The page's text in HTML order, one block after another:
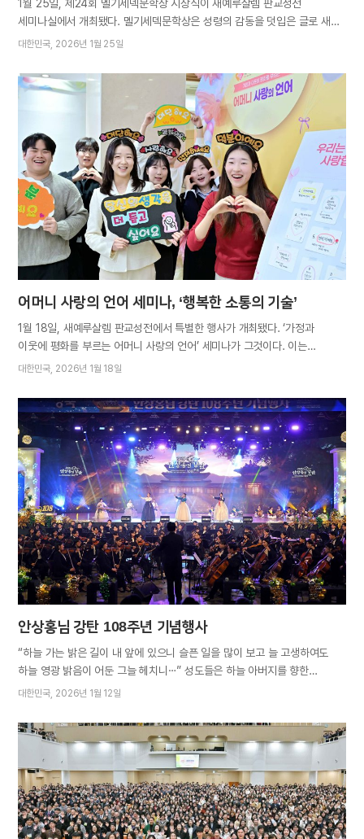
1월 25일, 제24회 멜기세덱문학상 시상식이 새예루살렘 판교성전
세미나실에서 개최됐다. 멜기세덱문학상은 성령의 감동을 덧입은 글로 새
언약 복음과 엘로힘 하나님의 사랑을 전 세계에 전하는 글 선지자를
편이 넘는 작품이 출품됐다. 이번 시상식에는 국내 수상자를 비롯해 본선
진출자, 문학동호회원, 취재·사진 지역기자, 학생기자 등 각 분야에서 힘쓴
460여 명이 참석했다. 가족애와 감사의 가치를 다룬 수필 수상작을
재구성한 애니메이션이 상영된 뒤, 1부 예배가 시작됐다. 어머니께서는 뭇
영혼을 살리겠다는 간절함으로 쓴 자녀들의 글이 전 세계에 전해지길
간구하시고, 문서 선교에 일조해 온 모든 참석자에게 “쓰기를 끝까지
포기하지 않은 인내와 성실에 존경을 보낸다”며 노고를 치하하셨다. 또한
개개인의 삶을 위로하고 시대의 상처를 기록하며 세상을 변화시켜 온 문학의
힘을 일깨우시고 “더 깊은 헤아림과 의미로 구성된 문장으로, 사람을
행복하게 하며 하나님을…
대한민국 2026년 1월 25일
어머니 사랑의 언어 세미나, ‘행복한 소통의 기술’
1월 18일, 새예루살렘 판교성전에서 특별한 행사가 개최됐다. ‘가정과
이웃에 평화를 부르는 어머니 사랑의 언어’ 세미나가 그것이다. 이는
하나님의 교회 설립 60주년을 맞아 2024년부터 전개된 어머니 사랑의
실천해 가정과 이웃의 화합을 이루고 건강한 사회를 만들자는 취지다. 이날
세미나에는 지역 성도 및 가족, 이웃을 비롯해 학계·정계·관계·언론계·문화계
인사 등 총 1500여 명이 참석했다. 개회식에서 총회장 김주철 목사는
“우리가 세상에 태어나 처음 듣는 말은 어머니의 언어다. ‘괜찮아’, ‘힘들었지’,
‘엄마는 네 편이야’ 같은 어머니의 언어는 완벽해서가 아니라 그 안에 사랑이
담겨있기에 우리 마음을 살린다”고 말했다. 이어 “말이 따뜻해질수록 세상은
안전해진다”며 “가족과 이웃에게 건네는 따스한 말로 세상을 아름답게
변화시키자”고 장려했다. 세미나에 참석한 장대식 넷제로 2050 기후재단
이사장은 “관계 단절, 언어 폭력 등 소통에 어려움을 겪고 있는 현…
대한민국 2026년 1월 18일
안상홍님 강탄 108주년 기념행사
“하늘 가는 밝은 길이 내 앞에 있으니 슬픈 일을 많이 보고 늘 고생하여도
하늘 영광 밝음이 어둔 그늘 헤치니⋯” 성도들은 하늘 아버지를 향한
그리움과 감사, 진리의 빛을 온 세상에 속히 전하겠다는 의지를 담아
기념행사가 옥천고앤컴연수원에서 열렸다. 19일 강탄일(음력 12월 1일)을
앞두고 열린 사전 기념행사에는 국내 목회자, 직분·직책자 등 2만여 명이
참석해 인류의 구원을 위해 이 땅에 임하신 안상홍님께 감사드리고, 그 뜻을
온전히 따르겠다는 각오를 다졌다. 1부 기념예배에서 어머니께서는, 사랑이
식어가는 시대에 모든 자녀들이 아버지를 본받아 영혼을 살리는 데 정성을
다하고, 복음이 전 세계에 전파될 수 있도록 기반을 다지신 아버지의 희생을
배우길 간구하셨다. 또한 “인류에게 구원 주시려 이 땅에 오신 아버지를 따라
대한민국 2026년 1월 12일